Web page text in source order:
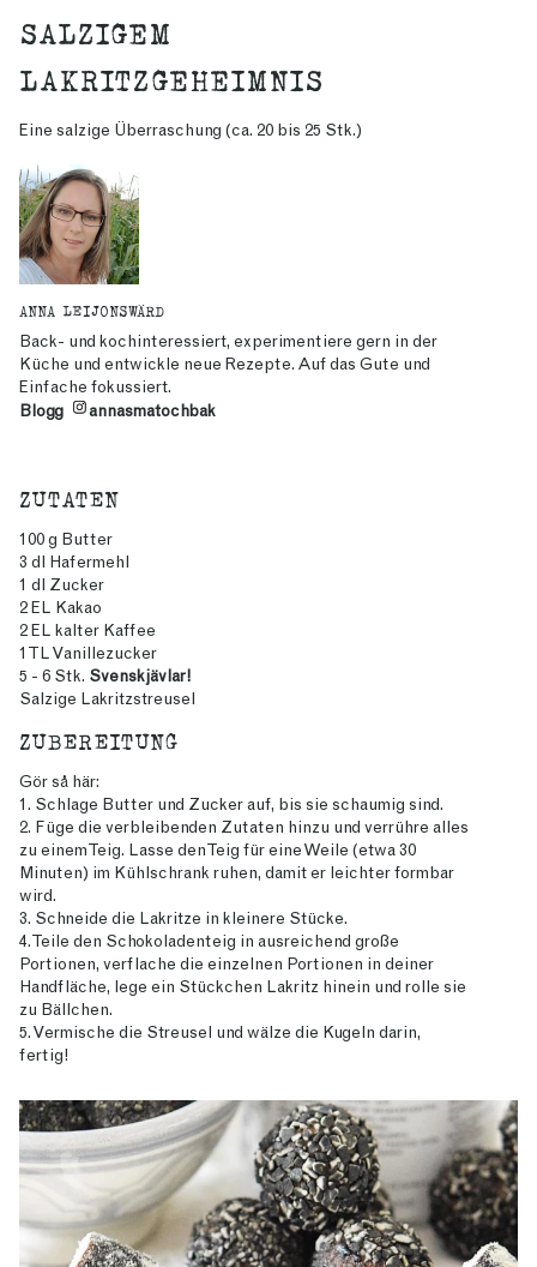
SALZIGEM
LAKRITZGEHEIMNIS
Eine salzige Überraschung (ca. 20 bis 25 Stk.)
ANNA LEIJONSWÄRD
Back- und kochinteressiert, experimentiere gern in der
Küche und entwickle neue Rezepte. Auf das Gute und
Einfache fokussiert.
Blogg
annasmatochbak
ZUTATEN
100 g Butter
3 dl Hafermehl
1 dl Zucker
2 EL Kakao
2 EL kalter Kaffee
1 TL Vanillezucker
5 - 6 Stk. Svenskjävlar!
Salzige Lakritzstreusel
ZUBEREITUNG
Gör så här:
1. Schlage Butter und Zucker auf, bis sie schaumig sind.
2. Füge die verbleibenden Zutaten hinzu und verrühre alles
zu einem Teig. Lasse den Teig für eine Weile (etwa 30
Minuten) im Kühlschrank ruhen, damit er leichter formbar
wird.
3. Schneide die Lakritze in kleinere Stücke.
4. Teile den Schokoladenteig in ausreichend große
Portionen, verflache die einzelnen Portionen in deiner
Handfläche, lege ein Stückchen Lakritz hinein und rolle sie
zu Bällchen.
5. Vermische die Streusel und wälze die Kugeln darin,
fertig!